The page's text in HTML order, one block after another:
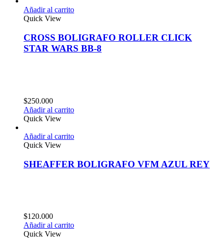
Añadir al carrito
Quick View
CROSS BOLIGRAFO ROLLER CLICK
STAR WARS BB-8
$250.000
Añadir al carrito
Quick View
Añadir al carrito
Quick View
SHEAFFER BOLIGRAFO VFM AZUL REY
$120.000
Añadir al carrito
Quick View